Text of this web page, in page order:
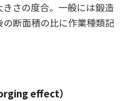
さの度合。一般には鍛造
断面積の比に作業種類記
effect）